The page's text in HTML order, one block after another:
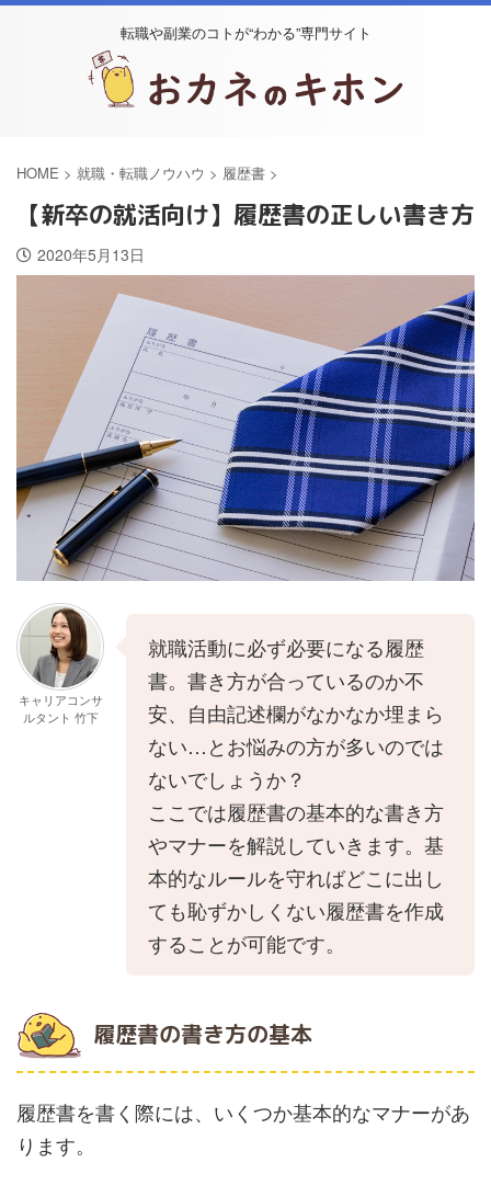
転職や副業のコトが“わかる”専門サイト
HOME > 就職・転職ノウハウ > 履歴書 >
【新卒の就活向け】履歴書の正しい書き方
2020年5月13日
キャリアコンサ
ルタント 竹下
就職活動に必ず必要になる履歴
書。書き方が合っているのか不
安、自由記述欄がなかなか埋まら
ない…とお悩みの方が多いのでは
ないでしょうか？
ここでは履歴書の基本的な書き方
やマナーを解説していきます。基
本的なルールを守ればどこに出し
ても恥ずかしくない履歴書を作成
することが可能です。
履歴書の書き方の基本
履歴書を書く際には、いくつか基本的なマナーがあ
ります。